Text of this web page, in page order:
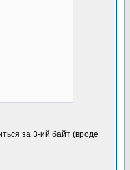
за 3-ий байт (вроде